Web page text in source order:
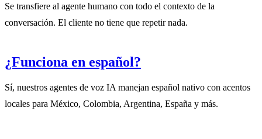
Se transfiere al agente humano con todo el contexto de la
conversación. El cliente no tiene que repetir nada.
¿Funciona en español?
Sí, nuestros agentes de voz IA manejan español nativo con acentos
locales para México, Colombia, Argentina, España y más.